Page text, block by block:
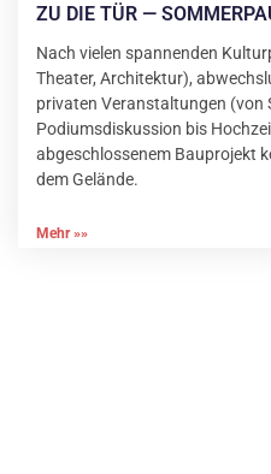
ZU DIE TÜR —
Nach vielen spannenden
Theater, Architektur),
privaten Veranstaltungen (von
Podiumsdiskussion bis
abgeschlossenem Bauprojekt
dem Gelände.
Mehr »»